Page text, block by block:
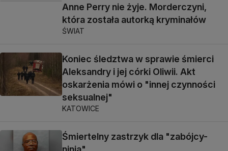
Anne Perry nie żyje. Morderczyni,
która została autorką kryminałów
ŚWIAT
Koniec śledztwa w sprawie śmierci
Aleksandry i jej córki Oliwii. Akt
oskarżenia mówi o "innej czynności
seksualnej"
KATOWICE
Śmiertelny zastrzyk dla "zabójcy-